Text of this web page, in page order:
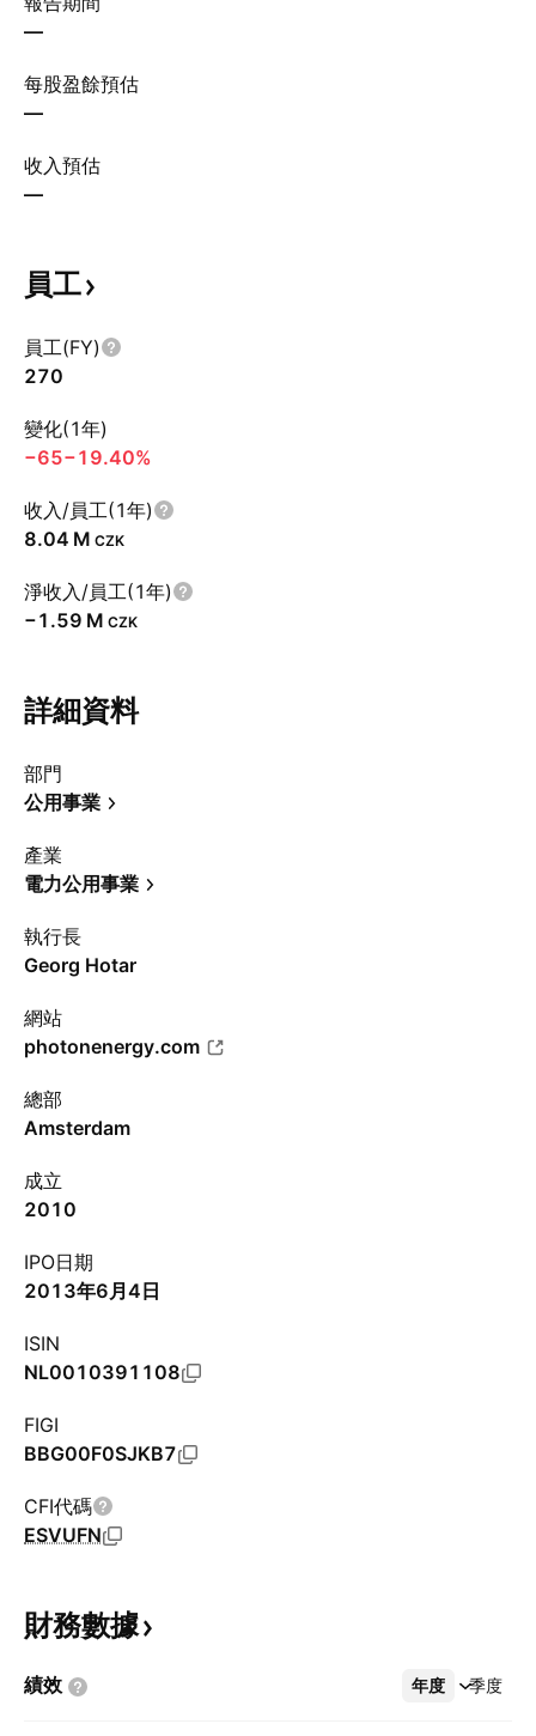
—
每股盈餘預估
—
收入預估
—
員工
員工(FY)
270
變化(1年)
−65−19.40%
收入/員工(1年)
‪8.04 M‬ CZK
淨收入/員工(1年)
‪−1.59 M‬ CZK
詳細資料
部門
公用事業
產業
電力公用事業
執行長
Georg Hotar
網站
photonenergy.com
總部
Amsterdam
成立
2010
IPO日期
2013年6月4日
ISIN
NL0010391108
FIGI
BBG00F0SJKB7
CFI代碼
ESVUFN
財務數據
績效 年度 季度
更多